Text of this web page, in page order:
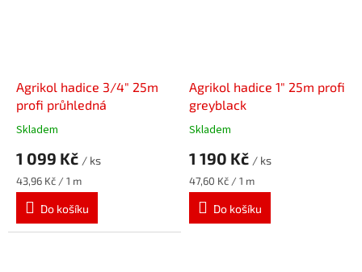
Agrikol hadice 3/4" 25m
profi průhledná
Skladem
1 099 Kč / ks
Měrná
cena:
43,96 Kč / 1 m
Do košíku
Agrikol hadice 1" 25m profi
greyblack
Skladem
1 190 Kč / ks
Měrná
cena:
47,60 Kč / 1 m
Do košíku